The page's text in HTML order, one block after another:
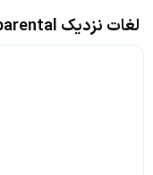
لغات نزدیک parental